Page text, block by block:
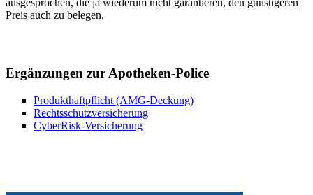
ausgesprochen, die ja wiederum nicht garantieren, den günstigeren
Preis auch zu belegen.
Ergänzungen zur Apotheken-Police
Produkthaftpflicht (AMG-Deckung)
Rechtsschutzversicherung
CyberRisk-Versicherung